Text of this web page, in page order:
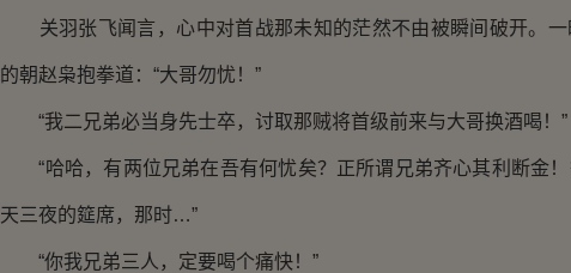
关羽张飞闻言，心中对首战那未知的茫然不由被瞬间破开。一
的朝赵枭抱拳道：“大哥勿忧！”
“我二兄弟必当身先士卒，讨取那贼将首级前来与大哥换酒喝！”
“哈哈，有两位兄弟在吾有何忧矣？正所谓兄弟齐心其利断金！
天三夜的筵席，那时…”
“你我兄弟三人，定要喝个痛快！”